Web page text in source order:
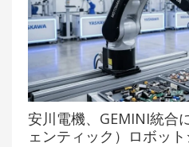
安川電機、GEMINI統合
ェンティック）ロボッ